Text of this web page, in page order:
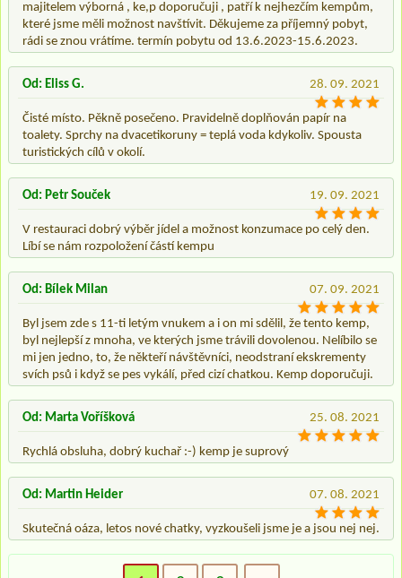
majitelem výborná , ke,p doporučuji , patří k nejhezčím kempům,
které jsme měli možnost navštívit. Děkujeme za příjemný pobyt,
rádi se znou vrátíme. termín pobytu od 13.6.2023-15.6.2023.
28. 09. 2021
Od: Eliss G.
Čisté místo. Pěkně posečeno. Pravidelně doplňován papír na
toalety. Sprchy na dvacetikoruny = teplá voda kdykoliv. Spousta
turistických cílů v okolí.
19. 09. 2021
Od: Petr Souček
V restauraci dobrý výběr jídel a možnost konzumace po celý den.
Líbí se nám rozpoložení částí kempu
07. 09. 2021
Od: Bílek Milan
Byl jsem zde s 11-ti letým vnukem a i on mi sdělil, že tento kemp,
byl nejlepší z mnoha, ve kterých jsme trávili dovolenou. Nelíbilo se
mi jen jedno, to, že někteří návštěvníci, neodstraní ekskrementy
svích psů i když se pes vykálí, před cizí chatkou. Kemp doporučuji.
25. 08. 2021
Od: Marta Voříšková
Rychlá obsluha, dobrý kuchař :-) kemp je suprový
07. 08. 2021
Od: Martin Heider
Skutečná oáza, letos nové chatky, vyzkoušeli jsme je a jsou nej nej.